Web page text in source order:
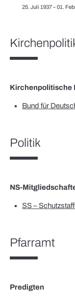
25. Juli 1937 – 01.
Kirchenpolitische
Bund für
Politik
NS-
SS –
Pfarramt
Predigten